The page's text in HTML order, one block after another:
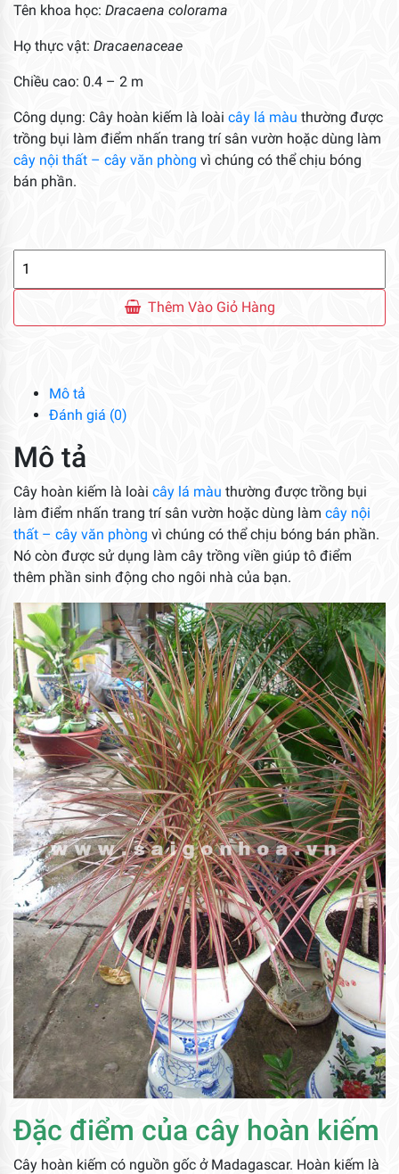
Tên khoa học: Dracaena colorama
Họ thực vật: Dracaenaceae
Chiều cao: 0.4 – 2 m
Công dụng: Cây hoàn kiếm là loài cây lá màu thường được
trồng bụi làm điểm nhấn trang trí sân vườn hoặc dùng làm
cây nội thất – cây văn phòng vì chúng có thể chịu bóng
bán phần.
số
Thêm Vào Giỏ Hàng
Mô tả
Đánh giá (0)
Mô tả
Cây hoàn kiếm là loài cây lá màu thường được trồng bụi
làm điểm nhấn trang trí sân vườn hoặc dùng làm cây nội
thất – cây văn phòng vì chúng có thể chịu bóng bán phần.
Nó còn được sử dụng làm cây trồng viền giúp tô điểm
thêm phần sinh động cho ngôi nhà của bạn.
Đặc điểm của cây hoàn kiếm
Cây hoàn kiếm có nguồn gốc ở Madagascar. Hoàn kiếm là